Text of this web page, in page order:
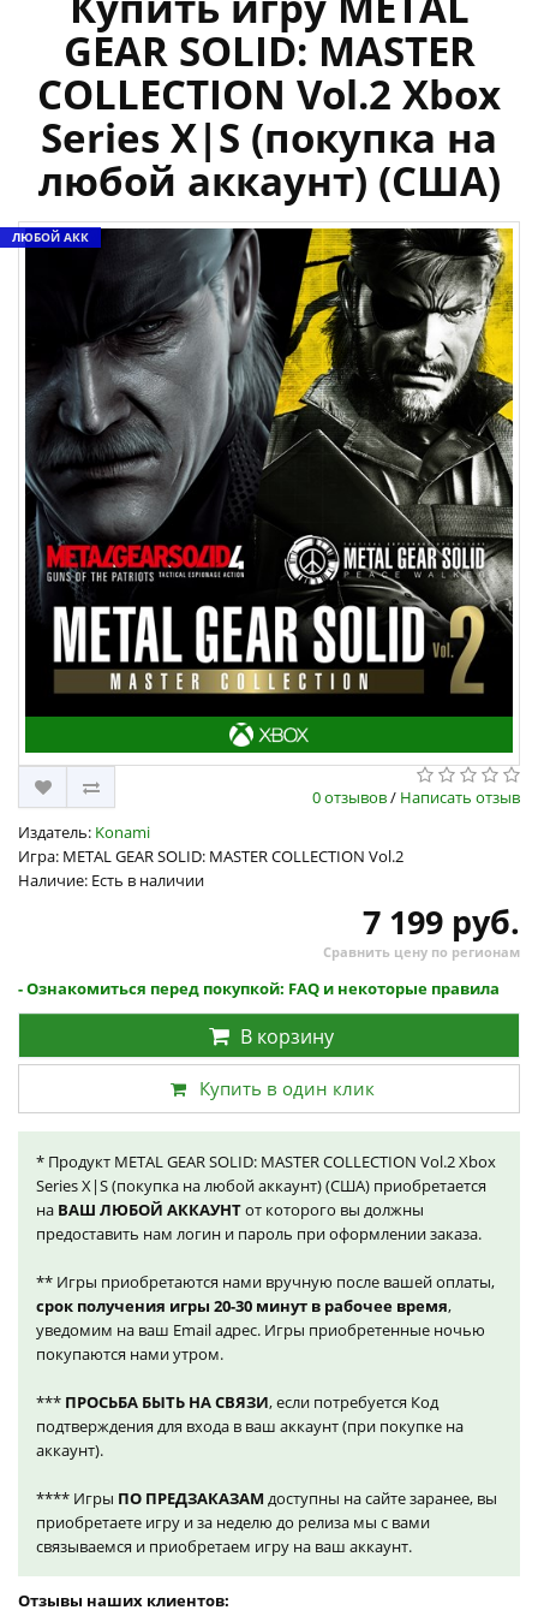
GEAR SOLID: MASTER
COLLECTION Vol.2 Xbox
Series X|S (покупка на
любой аккаунт) (США)
ЛЮБОЙ АКК
0 отзывов/ Написать отзыв
Издатель: Konami
Игра: METAL GEAR SOLID: MASTER COLLECTION Vol.2
Наличие: Есть в наличии
7 199 руб.
Сравнить цену по регионам
- Ознакомиться перед покупкой: FAQ и некоторые правила
В корзину
Купить в один клик
* Продукт METAL GEAR SOLID: MASTER COLLECTION Vol.2 Xbox
Series X|S (покупка на любой аккаунт) (США) приобретается
на ВАШ ЛЮБОЙ АККАУНТот которого вы должны
предоставить нам логин и пароль при оформлении заказа.
** Игры приобретаются нами вручную после вашей оплаты,
срок получения игры 20-30 минут в рабочее время,
уведомим на ваш Email адрес. Игры приобретенные ночью
покупаются нами утром.
*** ПРОСЬБА БЫТЬ НА СВЯЗИ, если потребуется Код
подтверждения для входа в ваш аккаунт (при покупке на
аккаунт).
**** Игры ПО ПРЕДЗАКАЗАМ доступны на сайте заранее, вы
приобретаете игру и за неделю до релиза мы с вами
связываемся и приобретаем игру на ваш аккаунт.
Отзывы наших клиентов: